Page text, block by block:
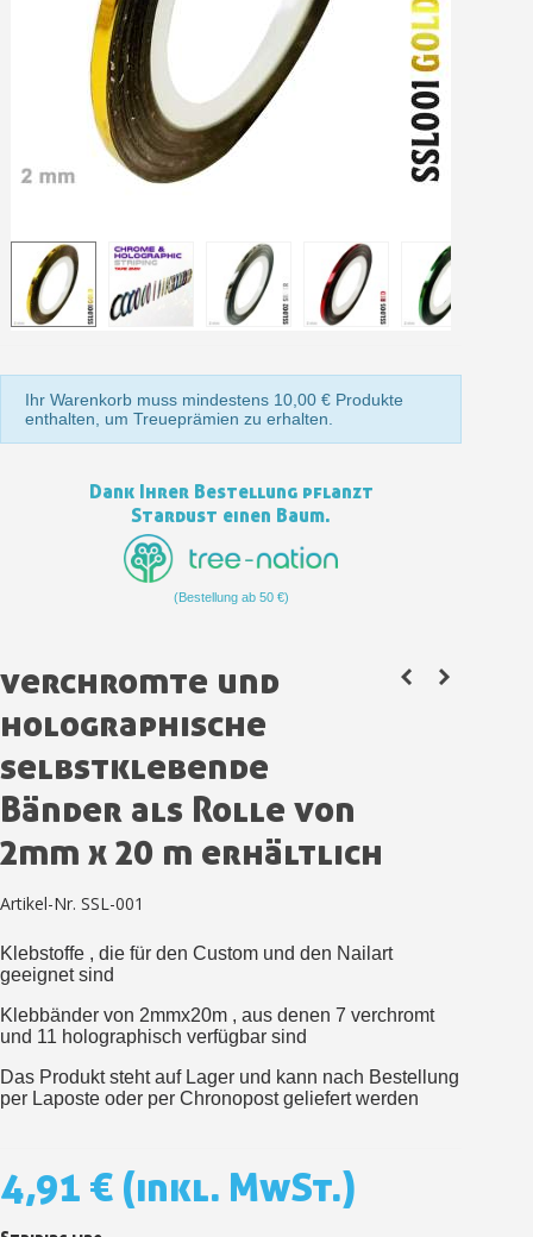
Ihr Online-Angebot
Teilen Sie Ihre Kreationen
Sammeln Sie mit
Rücksendung von
Rabatt von 5€ auf
Zahlung in 4x gebührenfrei
Zahlung in 4x gebührenfrei
Ihr Online-Angebot
Rücksendung von
Ihr Warenkorb muss mindestens 10,00 € Produkte
enthalten, um Treueprämien zu erhalten.
Dank Ihrer Bestellung pflanzt
Stardust einen Baum.
(Bestellung ab 50 €)
verchromte und
holographische
selbstklebende
Bänder als Rolle von
2mm x 20 m erhältlich
Artikel-Nr. SSL-001
Klebstoffe , die für den Custom und den Nailart
geeignet sind
Klebbänder von 2mmx20m , aus denen 7 verchromt
und 11 holographisch verfügbar sind
Das Produkt steht auf Lager und kann nach Bestellung
per Laposte oder per Chronopost geliefert werden
4,91 € (inkl. MwSt.)